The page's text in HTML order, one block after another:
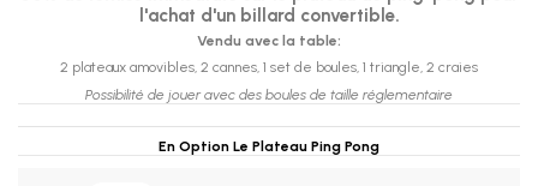
l'achat d'un billard convertible.
Vendu avec la table:
2 plateaux amovibles, 2 cannes, 1 set de boules, 1 triangle, 2 craies
Possibilité de jouer avec des boules de taille réglementaire
En Option Le Plateau Ping Pong